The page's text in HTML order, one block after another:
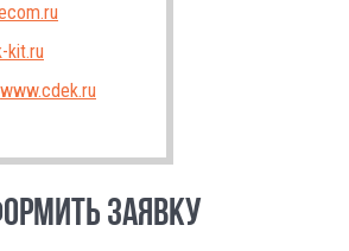
kit.ru
www.cdek.ru
ЗАЯВКУ